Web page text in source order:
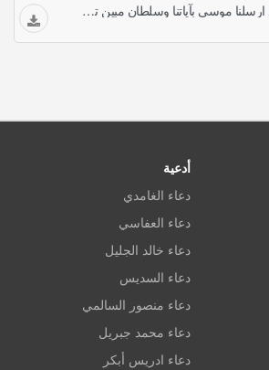
خالد الجليل ولقد ارسلنا موسى بآياتنا وسلطان مبين تلاوات خاشعة خالد الجليل
أدعية
دعاء الغامدي
دعاء العفاسي
دعاء خالد الجليل
دعاء السديس
دعاء منصور السالمي
دعاء محمد جبريل
دعاء ادريس أبكر